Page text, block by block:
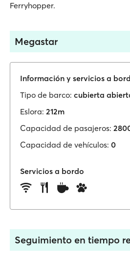
Ferryhopper.
Megastar
Información y servicios a
Tipo de barco: cubierta
Eslora: 212m
Capacidad de pasajeros:
Capacidad de vehículos: 0
Servicios a bordo
Seguimiento en tiempo